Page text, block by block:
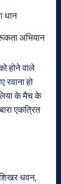
धान
अभियान
होने वाले
हो
के मैच के
एकत्रित
शिखर धवन,